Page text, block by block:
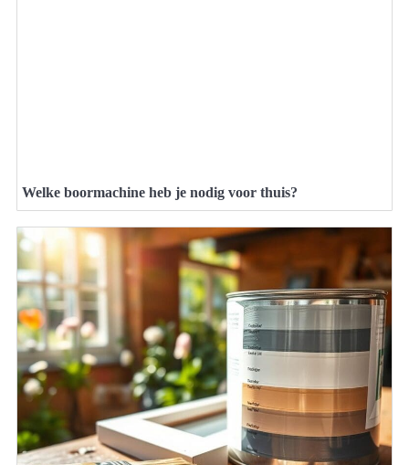
Welke boormachine heb je nodig voor thuis?